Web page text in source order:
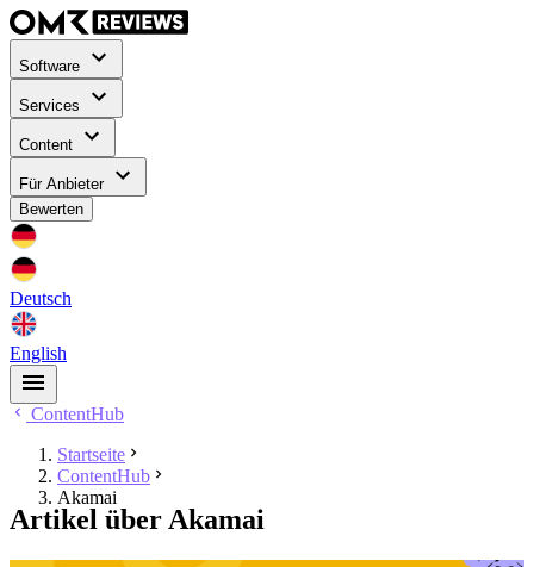
Software
Services
Content
Für Anbieter
Bewerten
Deutsch
English
ContentHub
Startseite
ContentHub
Akamai
Artikel über Akamai